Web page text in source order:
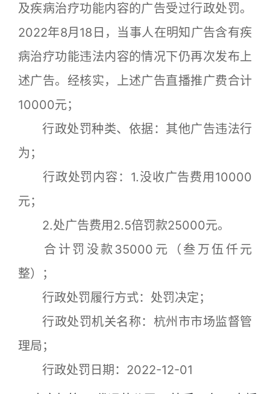
及疾病治疗功能内容的广告受过行政处罚。
2022年8月18日，当事人在明知广告含有疾
病治疗功能违法内容的情况下仍再次发布上
述广告。经核实，上述广告直播推广费合计
10000元；
行政处罚种类、依据：其他广告违法行
为；
行政处罚内容：1.没收广告费用10000
元；
2.处广告费用2.5倍罚款25000元。
合计罚没款35000元（叁万伍仟元
整）；
行政处罚履行方式：处罚决定；
行政处罚机关名称：杭州市市场监督管
理局；
行政处罚日期：2022-12-01